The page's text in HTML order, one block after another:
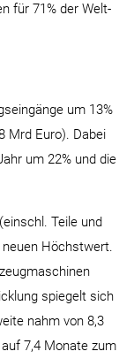
für 71% der Welt-
um 13%
Mrd Euro). Dabei
um 22% und die
Teile und
neuen Höchstwert.
spiegelt sich
nahm von 8,3
7,4 Monate zum